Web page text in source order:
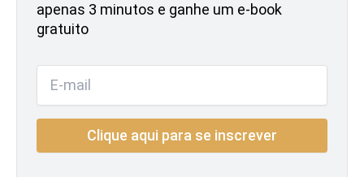
apenas 3 minutos e ganhe um e-book
gratuito